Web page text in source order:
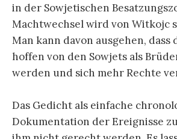
in der Sowjetischen
Machtwechsel wird von Witkojc
Man kann davon ausgehen, dass
hoffen von den Sowjets als
werden und sich mehr Rechte
Das Gedicht als einfache
Dokumentation der Ereignisse